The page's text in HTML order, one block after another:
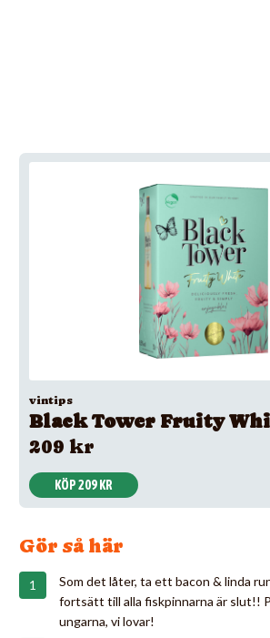
vintips
Black Tower Fruity
209 kr
KÖP 209 KR
Gör så här
Som det låter, ta ett bacon & linda
fortsätt till alla fiskpinnarna är slut!!
ungarna, vi lovar!